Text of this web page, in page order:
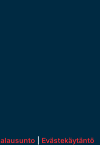
Evästekäytäntö